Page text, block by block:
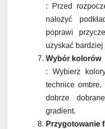
: Przed
nałożyć
poprawi
uzyskać
Wybór kolorów
: Wybierz
technice
dobrze
gradient.
Przygotowanie